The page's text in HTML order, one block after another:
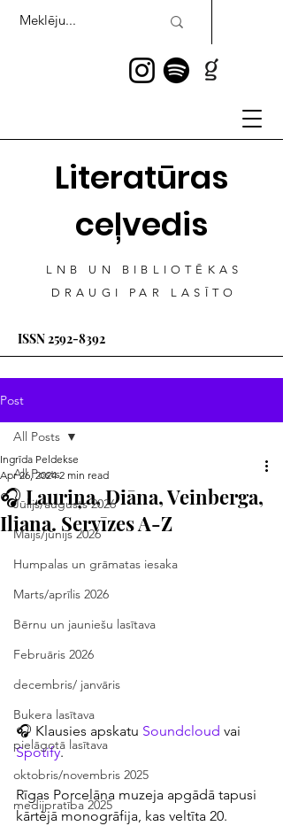
Literatūras
ceļvedis
LNB UN BIBLIOTĒKAS
DRAUGI PAR LASĪTO
ISSN2592-8392
Post
All Posts
Jūlijs/augusts 2026
Maijs/jūnijs 2026
Humpalas un grāmatas iesaka
Marts/aprīlis 2026
Bērnu un jauniešu lasītava
Februāris 2026
decembris/ janvāris
Bukera lasītava
pielāgotā lasītava
oktobris/novembris 2025
medijpratība 2025
All Posts
🎧 Lauriņa, Diāna, Veinberga,
Iliana. Servīzes A-Z
Ingrīda Peldekse
Apr 26, 2024 2 min read
🎧 Klausies apskatu Soundcloud vai
Spotify.
Rīgas Porcelāna muzeja apgādā tapusi
kārtējā monogrāfija, kas veltīta 20.